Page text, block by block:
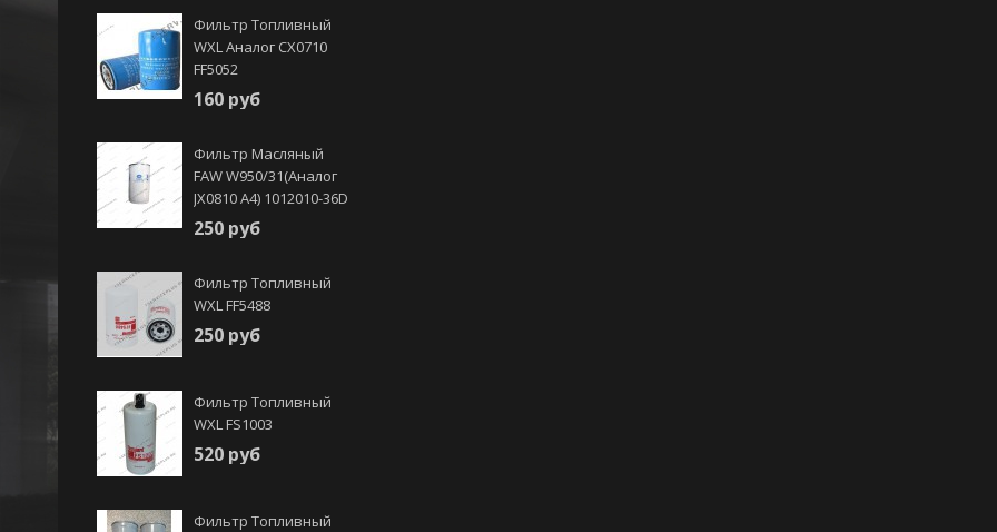
Фильтр Топливный
WXL Аналог CX0710
FF5052
160 руб
Фильтр Масляный
FAW W950/31(аналог
JX0810 А4) 1012010-36D
250 руб
Фильтр Топливный
WXL FF5488
250 руб
Фильтр Топливный
WXL FS1003
520 руб
Фильтр Топливный